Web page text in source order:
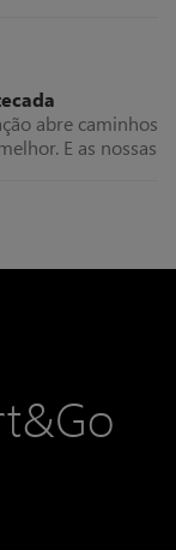
de qualquer
abre caminhos
E as nossas